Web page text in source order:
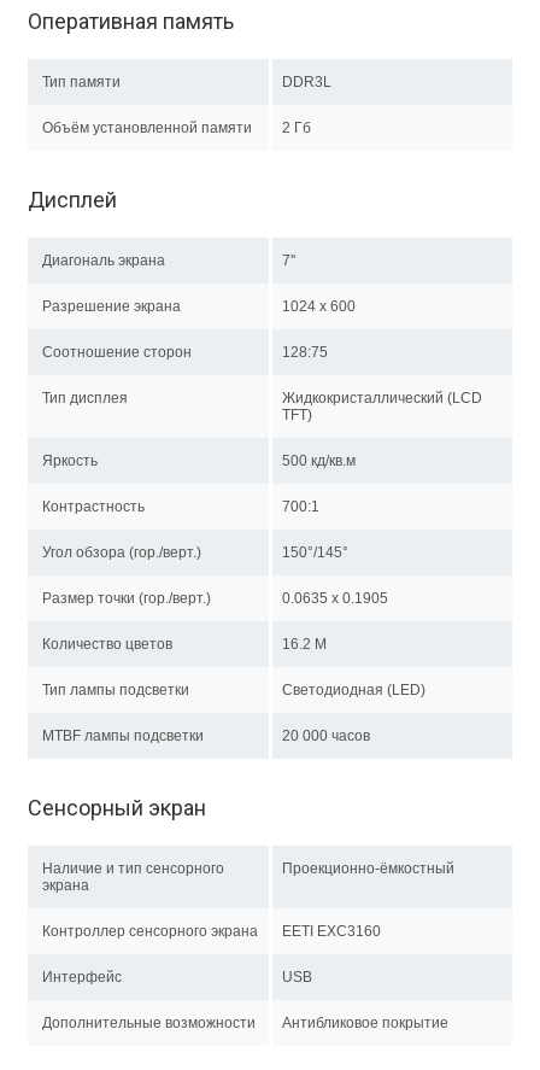
Оперативная память
Тип памяти DDR3L
Объём установленной памяти 2 Гб
Дисплей
Диагональ экрана 7''
Разрешение экрана 1024 x 600
Соотношение сторон 128:75
Тип дисплея
Жидкокристаллический (LCD
TFT)
Яркость 500 кд/кв.м
Контрастность 700:1
Угол обзора (гор./верт.) 150°/145°
Размер точки (гор./верт.) 0.0635 x 0.1905
Количество цветов 16.2 M
Тип лампы подсветки Светодиодная (LED)
MTBF лампы подсветки 20 000 часов
Сенсорный экран
Наличие и тип сенсорного
экрана
Проекционно-ёмкостный
Контроллер сенсорного экрана EETI EXC3160
Интерфейс USB
Дополнительные возможности Антибликовое покрытие